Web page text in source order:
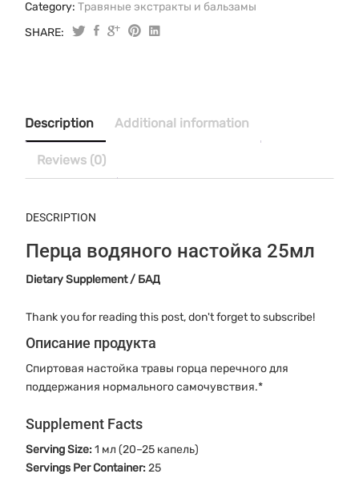
quantity
Category: Травяные экстракты и бальзамы
SHARE:
Description Additional information
Reviews (0)
DESCRIPTION
Перца водяного настойка 25мл
Dietary Supplement / БАД
Thank you for reading this post, don't forget to subscribe!
Описание продукта
Спиртовая настойка травы горца перечного для
поддержания нормального самочувствия.*
Supplement Facts
Serving Size:1 мл (20–25 капель)
Servings Per Container:25